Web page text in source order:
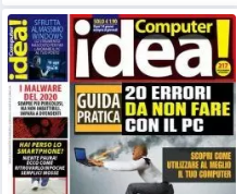
17 December 2020